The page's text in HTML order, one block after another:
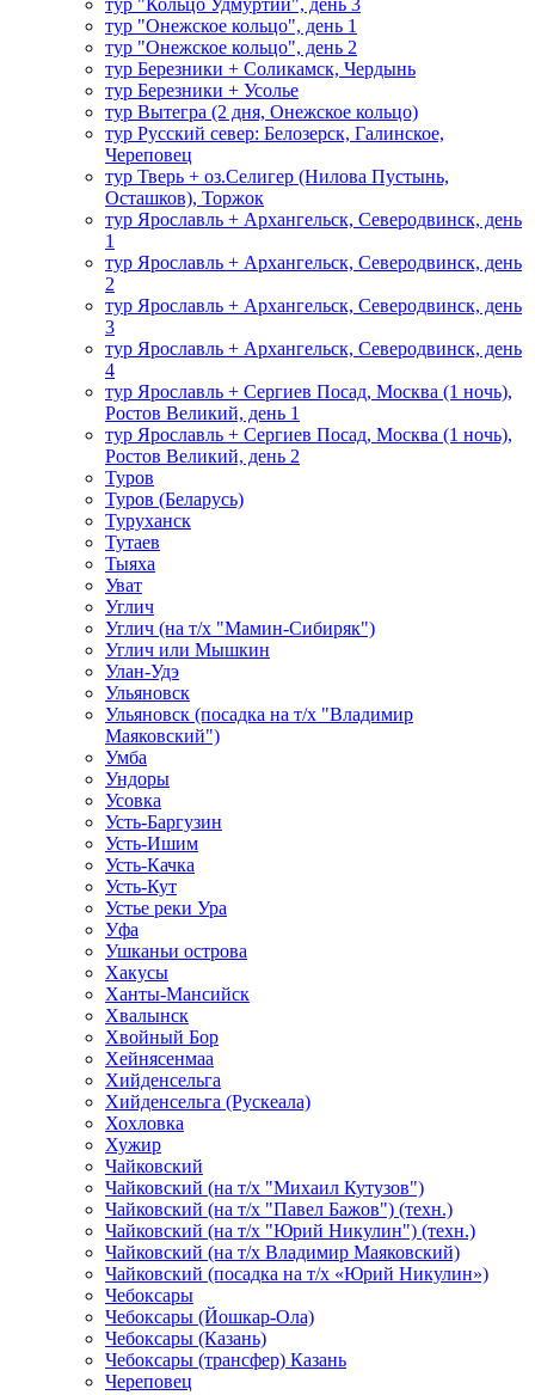
тур "Кольцо Удмуртии", день 3
тур "Онежское кольцо", день 1
тур "Онежское кольцо", день 2
тур Березники + Соликамск, Чердынь
тур Березники + Усолье
тур Вытегра (2 дня, Онежское кольцо)
тур Русский север: Белозерск, Галинское,
Череповец
тур Тверь + оз.Селигер (Нилова Пустынь,
Осташков), Торжок
тур Ярославль + Архангельск, Северодвинск, день
1
тур Ярославль + Архангельск, Северодвинск, день
2
тур Ярославль + Архангельск, Северодвинск, день
3
тур Ярославль + Архангельск, Северодвинск, день
4
тур Ярославль + Сергиев Посад, Москва (1 ночь),
Ростов Великий, день 1
тур Ярославль + Сергиев Посад, Москва (1 ночь),
Ростов Великий, день 2
Туров
Туров (Беларусь)
Туруханск
Тутаев
Тыяха
Уват
Углич
Углич (на т/х "Мамин-Сибиряк")
Углич или Мышкин
Улан-Удэ
Ульяновск
Ульяновск (посадка на т/х "Владимир
Маяковский")
Умба
Ундоры
Усовка
Усть-Баргузин
Усть-Ишим
Усть-Качка
Усть-Кут
Устье реки Ура
Уфа
Ушканьи острова
Хакусы
Ханты-Мансийск
Хвалынск
Хвойный Бор
Хейнясенмаа
Хийденсельга
Хийденсельга (Рускеала)
Хохловка
Хужир
Чайковский
Чайковский (на т/х "Михаил Кутузов")
Чайковский (на т/х "Павел Бажов") (техн.)
Чайковский (на т/х "Юрий Никулин") (техн.)
Чайковский (на т/х Владимир Маяковский)
Чайковский (посадка на т/х «Юрий Никулин»)
Чебоксары
Чебоксары (Йошкар-Ола)
Чебоксары (Казань)
Чебоксары (трансфер) Казань
Череповец